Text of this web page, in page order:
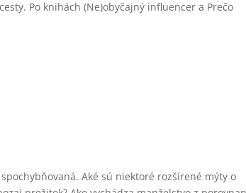
Po knihách (Ne)obyčajný influencer a Prečo
Aké sú niektoré rozšírené mýty o